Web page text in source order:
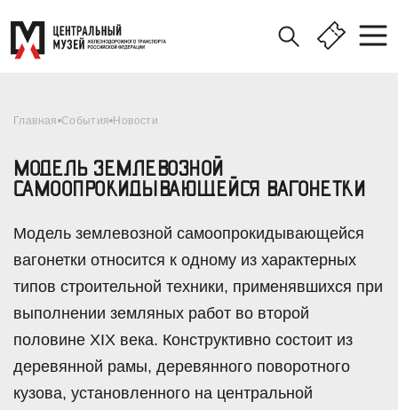
Главная События Новости
МОДЕЛЬ ЗЕМЛЕВОЗНОЙ
САМООПРОКИДЫВАЮЩЕЙСЯ ВАГОНЕТКИ
Модель землевозной самоопрокидывающейся
вагонетки относится к одному из характерных
типов строительной техники, применявшихся при
выполнении земляных работ во второй
половине XIX века. Конструктивно состоит из
деревянной рамы, деревянного поворотного
кузова, установленного на центральной